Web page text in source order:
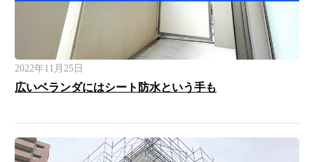
2022年11月25日
広いベランダにはシート防水という手も